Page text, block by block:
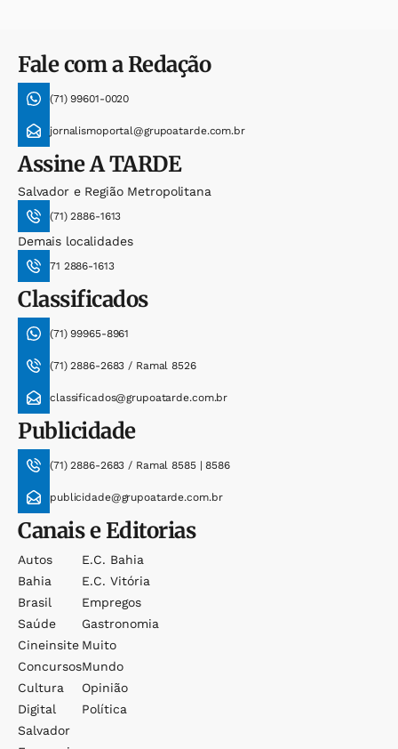
Fale com a Redação
(71) 99601-0020
jornalismoportal@grupoatarde.com.br
AssineA TARDE
Salvador e Região Metropolitana
(71) 2886-1613
Demais localidades
71 2886-1613
Classificados
(71) 99965-8961
(71) 2886-2683 / Ramal 8526
classificados@grupoatarde.com.br
Publicidade
(71) 2886-2683 / Ramal 8585 | 8586
publicidade@grupoatarde.com.br
Canais e Editorias
Autos
Bahia
Brasil
Saúde
Cineinsite
Concursos
Cultura
Digital
Salvador
E.c. Bahia
E.c. Vitória
Empregos
Gastronomia
Muito
Mundo
Opinião
Política